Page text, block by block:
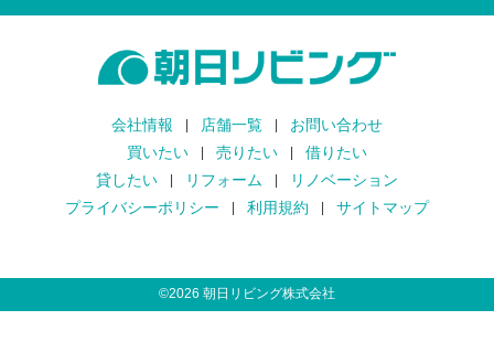
会社情報 店舗一覧
お問い合わせ
買いたい
売りたい
借りたい
貸したい
リフォーム
リノベーション
プライバシーポリシー
利用規約 サイトマップ
©2026 朝日リビング株式会社